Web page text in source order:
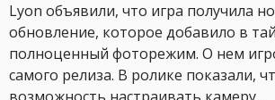
Lyon объявили, что игра получила
обновление, которое добавило в
полноценный фоторежим. О нем
самого релиза. В ролике показали,